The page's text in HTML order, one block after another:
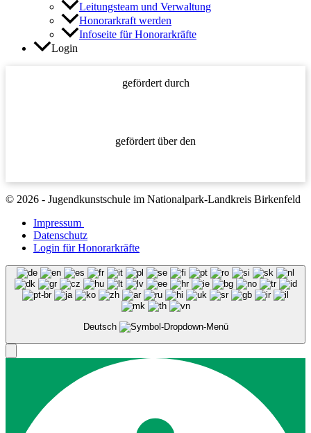
Leitungsteam und Verwaltung
Honorarkraft werden
Infoseite für Honorarkräfte
Login
gefördert durch
gefördert über den
© 2026 - Jugendkunstschule im Nationalpark-Landkreis Birkenfeld
Impressum
Datenschutz
Login für Honorarkräfte
Deutsch